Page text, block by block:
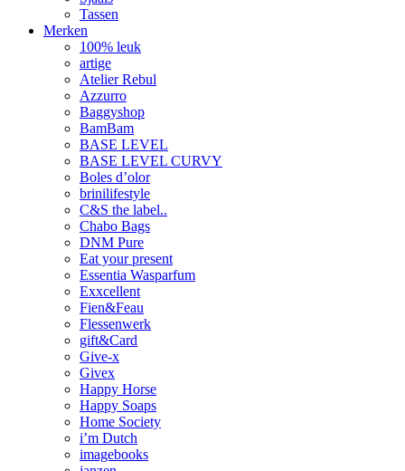
Tassen
Merken
100% leuk
artige
Atelier Rebul
Azzurro
Baggyshop
BamBam
BASE LEVEL
BASE LEVEL CURVY
Boles d’olor
brinilifestyle
C&S the label..
Chabo Bags
DNM Pure
Eat your present
Essentia Wasparfum
Exxcellent
Fien&Feau
Flessenwerk
gift&Card
Give-x
Givex
Happy Horse
Happy Soaps
Home Society
i’m Dutch
imagebooks